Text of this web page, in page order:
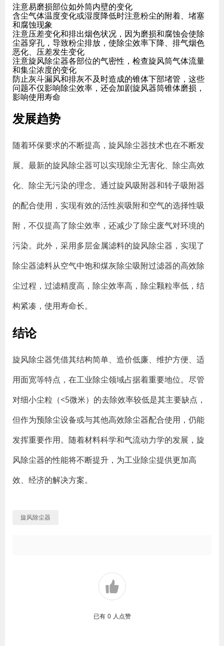
注意易磨损部位如外筒内壁的变化
含尘气体温度变化或湿度降低时注意粉尘的附着、堵塞
和腐蚀现象
注意压差变化和排出烟色状况，因为磨损和腐蚀会使除
尘器穿孔，导致粉尘排放，使除尘效率下降、排气烟色
恶化、压差发生变化
注意旋风除尘器各部位的气密性，检查旋风筒气体流量
和集尘浓度的变化
防止灰斗漏风和排灰不及时造成的锥体下部堵管，这些
问题不仅影响除尘效率，还会加剧旋风器筒锥体磨损，
影响使用寿命
发展趋势
随着环保要求的不断提高，旋风除尘器技术也在不断发
展。最新的旋风除尘器可以实现除尘无害化、除尘高效
化、除尘无污染的理念。通过旋风吸附器和转子吸附器
的配合使用，实现有效的活性炭吸附和空气的选择性吸
附，不仅提高了除尘效率，还减少了除尘废气对环境的
污染。此外，采用多层金属滤料的旋风除尘器，实现了
除尘器滤料从空气中饱和煤灰除尘吸附过滤器的高效除
尘过程，过滤精度高，除尘效率高，除尘颗粒率低，结
构紧凑，使用寿命长。
结论
旋风除尘器凭借其结构简单、造价低廉、维护方便、适
用面宽等特点，在工业除尘领域占据着重要地位。尽管
对细小尘粒（<5微米）的去除效率较低是其主要缺点，
但作为预除尘设备或与其他高效除尘器配合使用，仍能
发挥重要作用。随着材料科学和气流动力学的发展，旋
风除尘器的性能将不断提升，为工业除尘提供更加高
效、经济的解决方案。
旋风除尘器
已有 0 人点赞